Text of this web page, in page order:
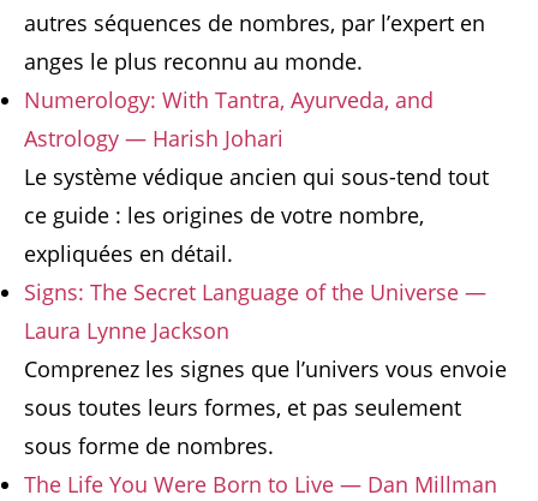
autres séquences de nombres, par l’expert en
anges le plus reconnu au monde.
Numerology: With Tantra, Ayurveda, and
Astrology — Harish Johari
Le système védique ancien qui sous-tend tout
ce guide : les origines de votre nombre,
expliquées en détail.
Signs: The Secret Language of the Universe —
Laura Lynne Jackson
Comprenez les signes que l’univers vous envoie
sous toutes leurs formes, et pas seulement
sous forme de nombres.
The Life You Were Born to Live — Dan Millman